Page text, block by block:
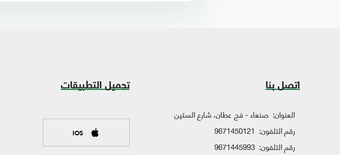
اتصل بنا
العنوان: صنعاء - فج عطان، شارع الستين
رقم التلفون: 9671450121
رقم التلفون: 9671445993
تحميل التطبيقات
IOS